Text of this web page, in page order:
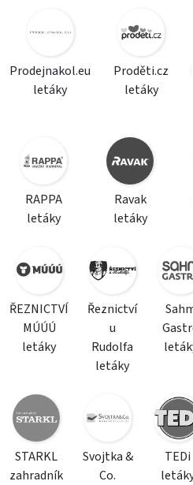
Prodejnakol.eu
letáky
Proděti.cz
letáky
RAPPA
letáky
Ravak
letáky
ŘEZNICTVÍ
MÚÚÚ
letáky
Řeznictví
u
Rudolfa
letáky
STARKL
zahradník
Svojtka &
Co.
TEDi